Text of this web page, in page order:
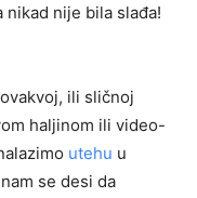
nikad nije bila slađa!
ili sličnoj
haljinom ili video-
utehu u
se desi da